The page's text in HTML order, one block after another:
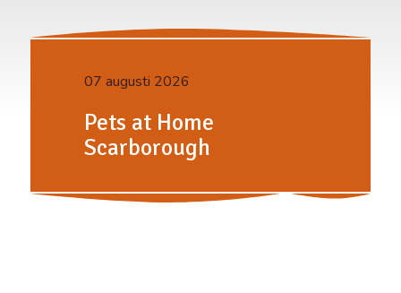
07 augusti 2026
Pets at Home
Scarborough